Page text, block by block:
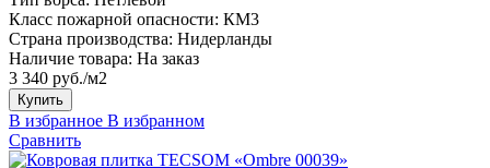
Класс пожарной опасности: КМ3
Страна производства: Нидерланды
Наличие товара: На заказ
3 340 руб./м2
Купить
В избранное В избранном
Сравнить